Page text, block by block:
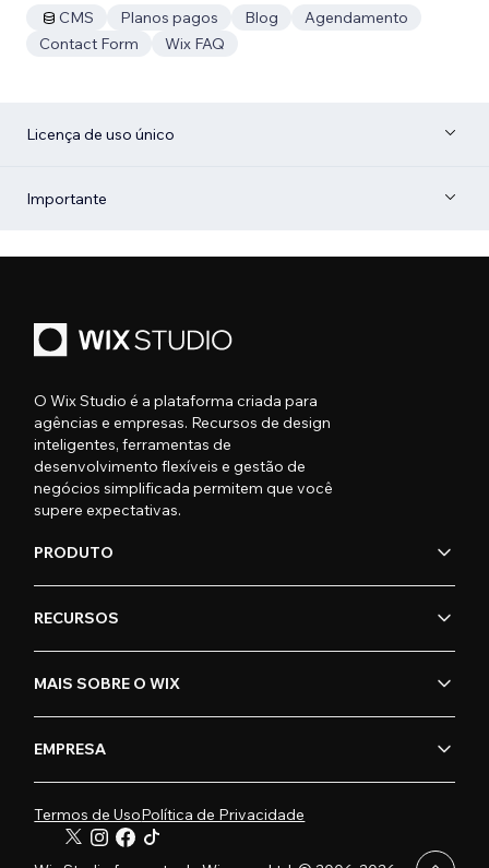
CMS
Planos pagos Blog
Agendamento
Contact Form
Wix FAQ
Licença de uso único
Importante
O Wix Studio é a plataforma criada para
agências e empresas. Recursos de design
inteligentes, ferramentas de
desenvolvimento flexíveis e gestão de
negócios simplificada permitem que você
supere expectativas.
PRODUTO
RECURSOS
MAIS SOBRE O WIX
EMPRESA
Termos de UsoPolítica de Privacidade